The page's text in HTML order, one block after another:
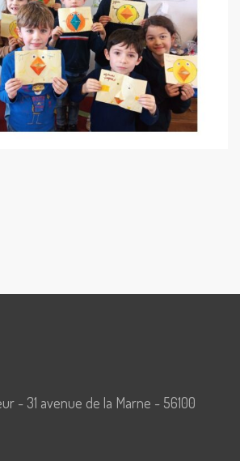
- 31 avenue de la Marne - 56100